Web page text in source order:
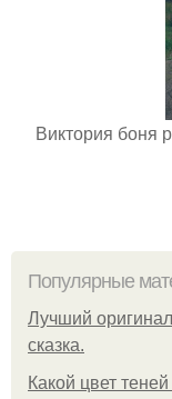
Виктория боня
Популярные
Лучший
сказка.
Какой цвет